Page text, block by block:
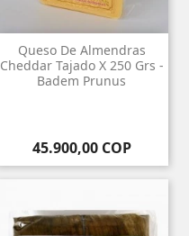
Queso De Almendras
Cheddar Tajado X 250 Grs -
Badem Prunus
Precio
45.900,00 COP